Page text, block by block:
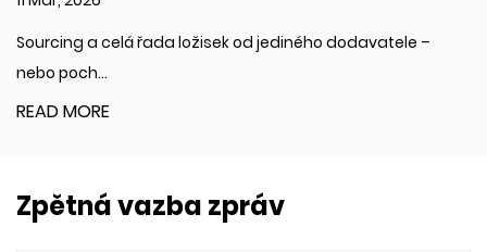
od jediného dodavatele –
Co je to nízkotlaká
Zpětná vazba zpráv